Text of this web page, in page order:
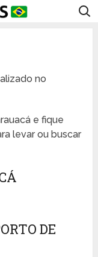
no
e fique
levar ou buscar
DE